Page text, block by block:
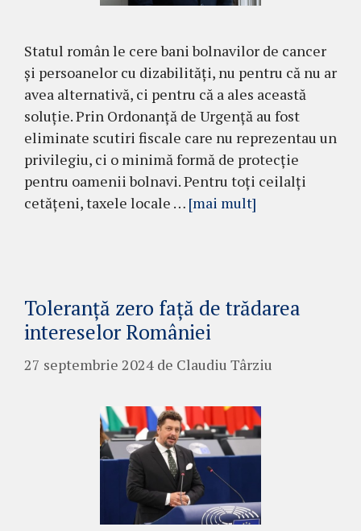
Statul român le cere bani bolnavilor de cancer
și persoanelor cu dizabilități, nu pentru că nu ar
avea alternativă, ci pentru că a ales această
soluție. Prin Ordonanță de Urgență au fost
eliminate scutiri fiscale care nu reprezentau un
privilegiu, ci o minimă formă de protecție
pentru oamenii bolnavi. Pentru toți ceilalți
cetățeni, taxele locale … [mai mult]
Toleranță zero față de trădarea
intereselor României
27 septembrie 2024 de Claudiu Târziu